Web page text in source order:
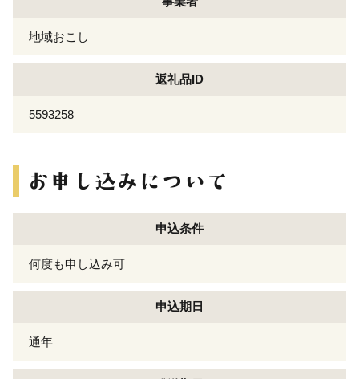
地域おこし
返礼品ID
5593258
申込条件
何度も申し込み可
申込期日
通年